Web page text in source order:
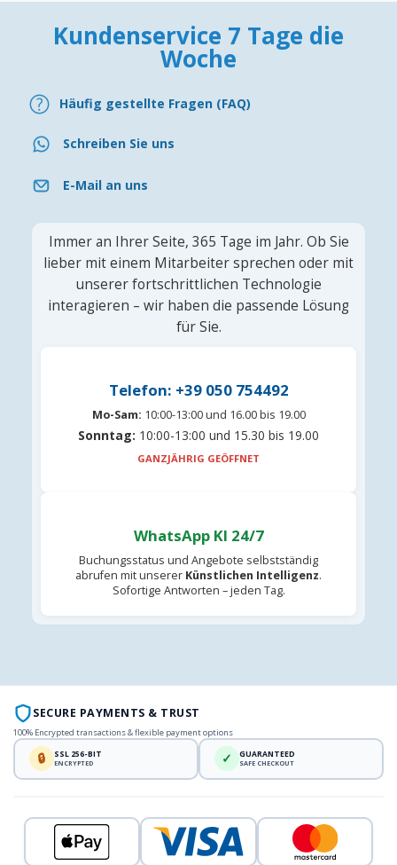
Kundenservice 7 Tage die
Woche
Häufig gestellte Fragen (FAQ)
Schreiben Sie uns
E-Mail an uns
Immer an Ihrer Seite, 365 Tage im Jahr. Ob Sie
lieber mit einem Mitarbeiter sprechen oder mit
unserer fortschrittlichen Technologie
interagieren – wir haben die passende Lösung
für Sie.
Telefon: +39 050 754492
Mo-Sam: 10:00-13:00 und 16.00 bis 19.00
Sonntag: 10:00-13:00 und 15.30 bis 19.00
GANZJÄHRIG GEÖFFNET
WhatsApp KI 24/7
Buchungsstatus und Angebote selbstständig
abrufen mit unserer Künstlichen Intelligenz.
Sofortige Antworten – jeden Tag.
SECURE PAYMENTS & TRUST
100% Encrypted transactions & flexible payment options
🔒 SSL 256-BIT
ENCRYPTED ✓ GUARANTEED
SAFE CHECKOUT